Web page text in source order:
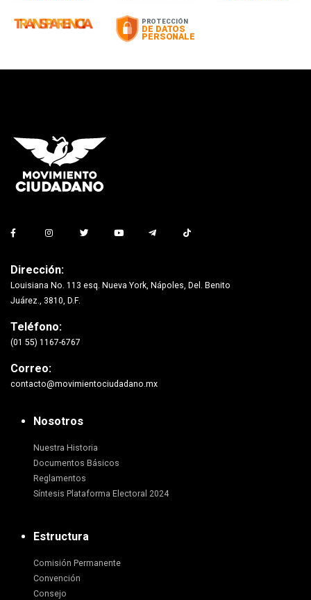
Dirección:
Louisiana No. 113 esq. Nueva York, Nápoles, Del. Benito
Juárez., 3810, D.F.
Teléfono:
(01 55) 1167-6767
Correo:
contacto@movimientociudadano.mx
Nosotros
Nuestra Historia
Documentos Básicos
Reglamentos
Síntesis Plataforma Electoral 2024
Estructura
Comisión Permanente
Convención
Consejo